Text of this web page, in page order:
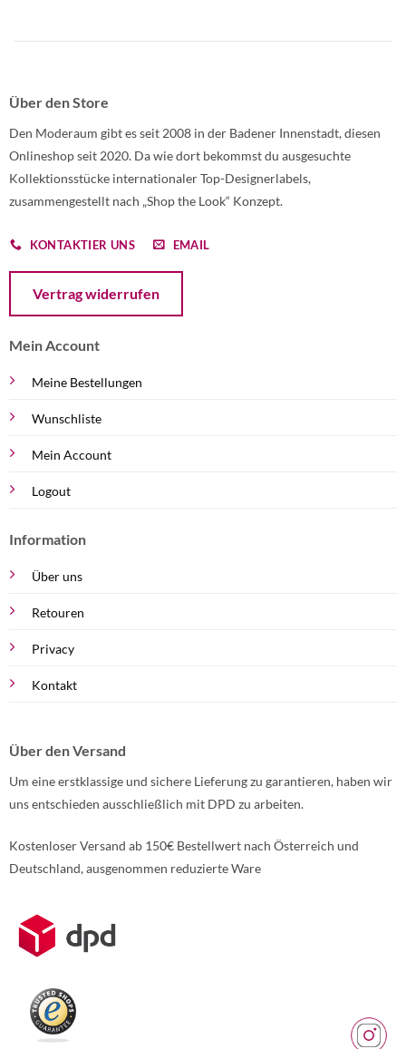
Über den Store
Den Moderaum gibt es seit 2008 in der Badener Innenstadt, diesen
Onlineshop seit 2020. Da wie dort bekommst du ausgesuchte
Kollektionsstücke internationaler Top-Designerlabels,
zusammengestellt nach „Shop the Look“ Konzept.
KONTAKTIER UNS EMAIL
Vertrag widerrufen
Mein Account
Meine Bestellungen
Wunschliste
Mein Account
Logout
Information
Über uns
Retouren
Privacy
Kontakt
Über den Versand
Um eine erstklassige und sichere Lieferung zu garantieren, haben wir
uns entschieden ausschließlich mit DPD zu arbeiten.
Kostenloser Versand ab 150€ Bestellwert nach Österreich und
Deutschland, ausgenommen reduzierte Ware
Weitere Informationen über den gesperrten Inhalt.